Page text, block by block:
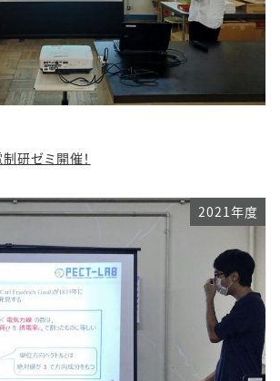
研ゼミ開催！
2021年度